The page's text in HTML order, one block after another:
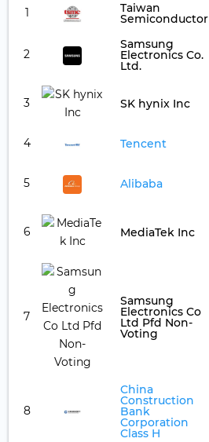
1 Taiwan
Semiconductor
2
Samsung
Electronics Co.
Ltd.
3 SK hynix Inc
4 Tencent
5 Alibaba
6 MediaTek Inc
7
Samsung
Electronics Co
Ltd Pfd Non-
Voting
8
China
Construction
Bank
Corporation
Class H